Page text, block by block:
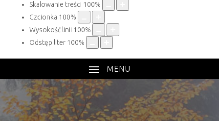
Skalowanie treści 100%
Czcionka 100%
Wysokość linii 100%
Odstęp liter 100%
MENU